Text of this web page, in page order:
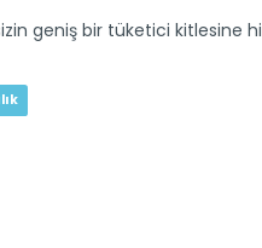
geniş bir tüketici kitlesine